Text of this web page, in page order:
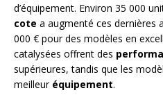
d’équipement. Environ 35 000
cote a augmenté ces dernières
000 € pour des modèles en
catalysées offrent des
supérieures, tandis que les
meilleur équipement.